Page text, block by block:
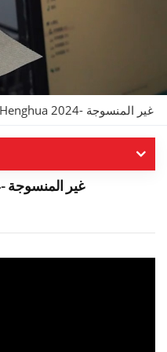
نبذة عن شركة Henghua غير المنسوجة -2024
نبذة عن شركة Henghua غير المنسوجة -2024